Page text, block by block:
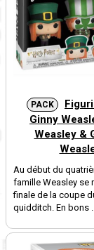
PACK
Ginny
Weasley &
Au début du
famille Weasley se
finale de la coupe
quidditch. En bons ...